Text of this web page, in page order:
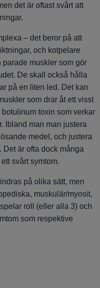
det är oftast svårt att
– det beror på att
och kotpelare
muskler som gör
De skall också hålla
på en liten led. Det kan
som drar åt ett visst
toxin som verkar
Ibland man man justera
medel, och justera
Det är ofta dock många
svårt symtom.
på olika sätt, men
muskulär/myosit,
roll (eller alla 3) och
som respektive